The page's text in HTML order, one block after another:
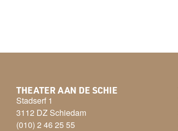
THEATER AAN DE SCHIE
Stadserf 1
3112 DZ Schiedam
(010) 2 46 25 55